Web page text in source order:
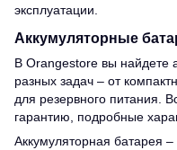
эксплуатации.
Аккумуляторные
В Orangestore вы найдете
разных задач – от
для резервного питания.
гарантию, подробные
Аккумуляторная батарея –